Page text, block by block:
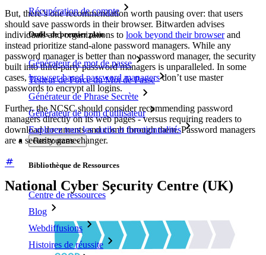
Récupération de compte
Outils de premier plan
Générateur de mot de passe
Testeur de Force du Mot de Passe
Générateur de Phrase Secrète
Générateur de nom d'utilisateur
Explorez tous les outils et fonctionnalités
Ressources
Bibliothèque de Ressources
Centre de ressources
Blog
Webdiffusions
Histoires de réussite
But, there’s one recommendation worth pausing over: that users
should save passwords in their browser. Bitwarden advises
individuals and organizations to look beyond their browserand
instead prioritize stand-alone password managers. While any
password manager is better than no password manager, the security
built into third-party password managers is unparalleled. In some
cases,browser-based password managersdon’t use master
passwords to encrypt all logins.
Further, the NCSC should consider recommending password
managers directly on its web pages - versus requiring readers to
download documents and comb through them. Password managers
are a security gamechanger.
National Cyber Security Centre (UK)